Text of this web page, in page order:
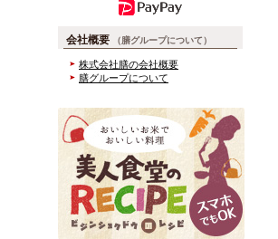
会社概要 （膳グループについて）
株式会社膳の会社概要
膳グループについて